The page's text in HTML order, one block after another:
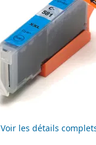
Voir les détails